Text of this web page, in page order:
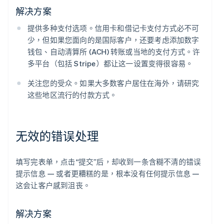
解决方案
提供多种支付选项。信用卡和借记卡支付方式必不可
少，但如果您面向的是国际客户，还要考虑添加数字
钱包、自动清算所 (ACH) 转账或当地的支付方式。许
多平台（包括 Stripe）都让这一设置变得很容易。
关注您的受众。如果大多数客户居住在海外，请研究
这些地区流行的付款方式。
无效的错误处理
填写完表单，点击“提交”后，却收到一条含糊不清的错误
提示信息 — 或者更糟糕的是，根本没有任何提示信息 —
这会让客户感到沮丧。
解决方案